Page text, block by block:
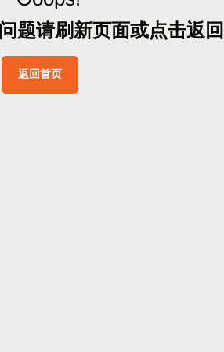
题请刷新页面或点击返 回
返回首页